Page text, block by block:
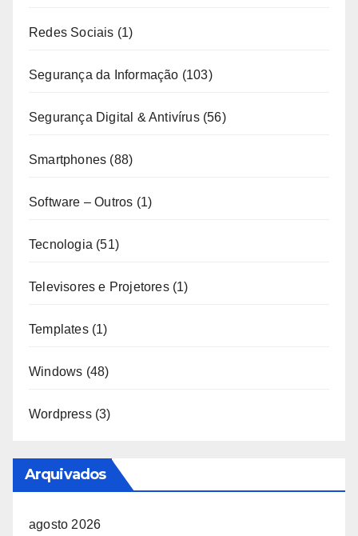
Redes Sociais (1)
Segurança da Informação (103)
Segurança Digital & Antivírus(56)
Smartphones (88)
Software – Outros (1)
Tecnologia (51)
Televisores e Projetores(1)
Templates(1)
Windows (48)
Wordpress(3)
Arquivados
agosto 2026